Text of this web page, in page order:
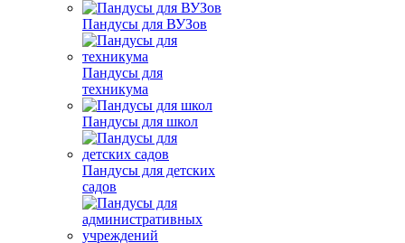
Пандусы для ВУЗов
Пандусы для
техникума
Пандусы для школ
Пандусы для детских
садов